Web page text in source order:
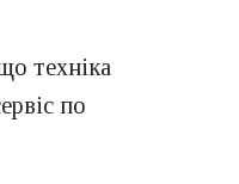
техніка
по